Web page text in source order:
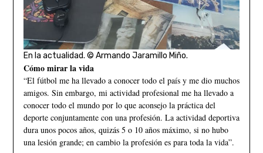
En la actualidad. © Armando Jaramillo Miño.
Cómo mirar la vida
“El fútbol me ha llevado a conocer todo el país y me dio muchos
amigos. Sin embargo, mi actividad profesional me ha llevado a
conocer todo el mundo por lo que aconsejo la práctica del
deporte conjuntamente con una profesión. La actividad deportiva
dura unos pocos años, quizás 5 o 10 años máximo, si no hubo
una lesión grande; en cambio la profesión es para toda la vida”.